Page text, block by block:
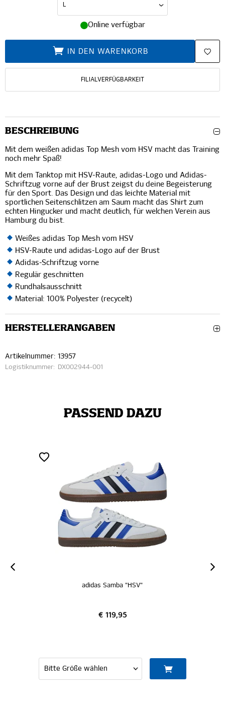
Online verfügbar
IN DEN WARENKORB
FILIALVERFÜGBARKEIT
BESCHREIBUNG
Mit dem weißen adidas Top Mesh vom HSV macht das Training
noch mehr Spaß!
Mit dem Tanktop mit HSV-Raute, adidas-Logo und Adidas-
Schriftzug vorne auf der Brust zeigst du deine Begeisterung
für den Sport. Das Design und das leichte Material mit
sportlichen Seitenschlitzen am Saum macht das Shirt zum
echten Hingucker und macht deutlich, für welchen Verein aus
Hamburg du bist.
Weißes adidas Top Mesh vom HSV
HSV-Raute und adidas-Logo auf der Brust
Adidas-Schriftzug vorne
Regulär geschnitten
Rundhalsausschnitt
Material: 100% Polyester (recycelt)
HERSTELLERANGABEN
Artikelnummer: 13957
Logistiknummer: DX002944-001
PASSEND DAZU
adidas Samba "HSV"
€ 119,95